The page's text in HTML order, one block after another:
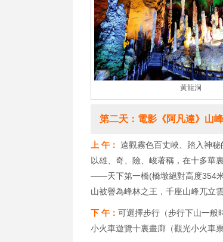
黃龍洞
第二天：電影《阿凡達》山
上 午： 遠觀霧色百丈峽、踏入神
以雄、奇、險、峻著稱，在十多華
——天下第一橋(橋墩絕對高度354
山被譽為峰林之王，千座山峰兀立
下 午： 可選擇步行（步行下山一般
小火車遊覽十裏畫廊（觀光小火車